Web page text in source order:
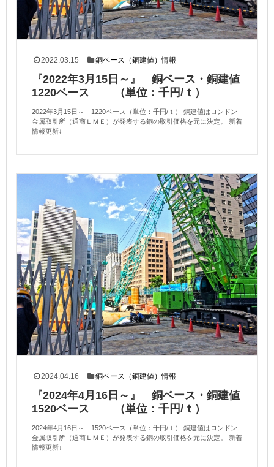
2022.03.15 銅ベース（銅建値）情報
『2022年3月15日～』 銅ベース・銅建値
1220ベース （単位：千円/ｔ）
2022年3月15日～ 1220ベース（単位：千円/ｔ） 銅建値はロンドン
金属取引所（通商ＬＭＥ）が発表する銅の取引価格を元に決定。 新着
情報更新↓
2024.04.16 銅ベース（銅建値）情報
『2024年4月16日～』 銅ベース・銅建値
1520ベース （単位：千円/ｔ）
2024年4月16日～ 1520ベース（単位：千円/ｔ） 銅建値はロンドン
金属取引所（通商ＬＭＥ）が発表する銅の取引価格を元に決定。 新着
情報更新↓